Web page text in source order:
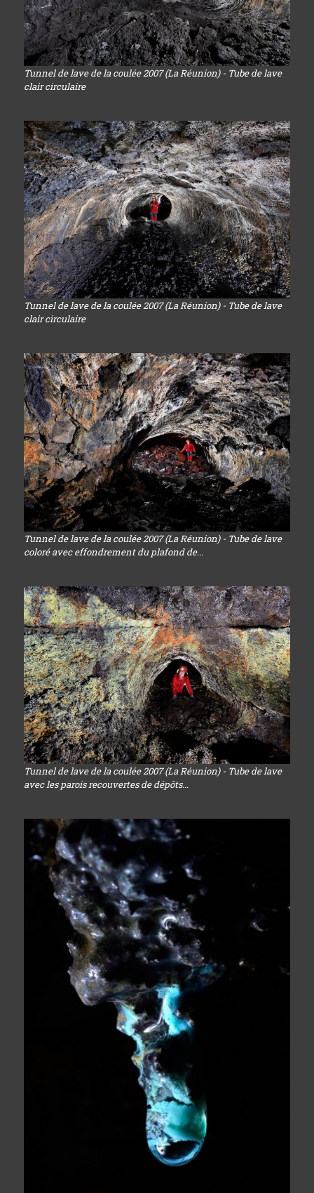
Tunnel de lave de la coulée 2007 (La Réunion) - Tube de lave
clair circulaire
Tunnel de lave de la coulée 2007 (La Réunion) - Tube de lave
clair circulaire
Tunnel de lave de la coulée 2007 (La Réunion) - Tube de lave
coloré avec effondrement du plafond de...
Tunnel de lave de la coulée 2007 (La Réunion) - Tube de lave
avec les parois recouvertes de dépôts...